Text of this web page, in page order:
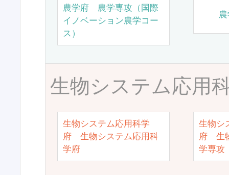
農学府 農学専攻（国際
イノベーション農学コー
ス）
生物システム応用
生物システム応用科学
府 生物システム応用科
学府
生物シ
府 生
学専攻